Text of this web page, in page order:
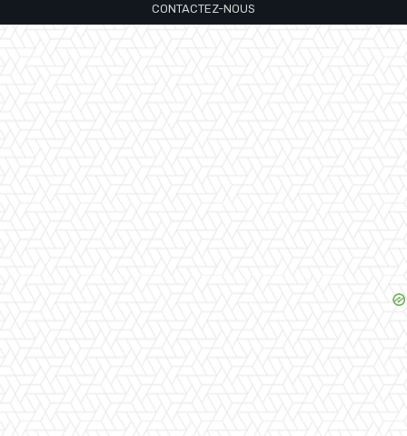
CONTACTEZ-NOUS